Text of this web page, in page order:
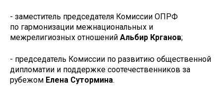
- заместитель председателя Комиссии ОПРФ
по гармонизации межнациональных и
межрелигиозных отношений Альбир Крганов;
- председатель Комиссии по развитию общественной
дипломатии и поддержке соотечественников за
рубежом Елена Сутормина.